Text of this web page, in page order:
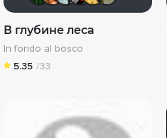
В глубине леса
In fondo al bosco
5.35 /33